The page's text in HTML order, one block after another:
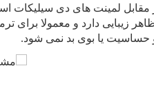
لمینت های دی سیلیکات
زیبایی دارد و معمولا برای
حساسیت یا بوی بد نمی شود.